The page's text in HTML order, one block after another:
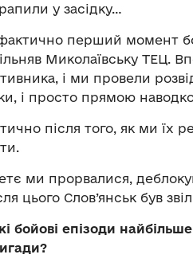
у засідку…
перший момент
Миколаївську ТЕЦ.
і ми провели
і просто прямою
після того, як ми їх
ми прорвалися,
цього Слов’янськ був
бойові епізоди